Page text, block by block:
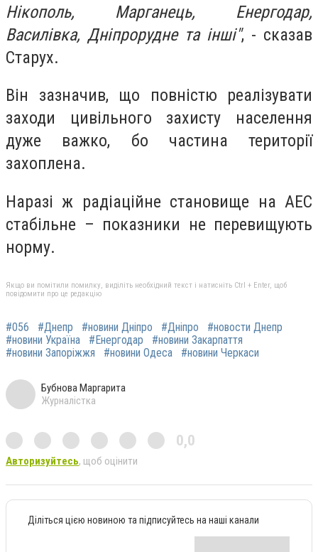
Нікополь, Марганець, Енергодар,
Василівка, Дніпрорудне та інші", - сказав
Старух.
Він зазначив, що повністю реалізувати
заходи цивільного захисту населення
дуже важко, бо частина території
захоплена.
Наразі ж радіаційне становище на АЕС
стабільне – показники не перевищують
норму.
Якщо ви помітили помилку, виділіть необхідний текст і натисніть Ctrl + Enter, щоб
повідомити про це редакцію
#056 #Днепр #новини Дніпро #Дніпро
#новости Днепр
#новини Україна
#Енергодар
#новини Закарпаття
#новини Запоріжжя
#новини Одеса #новини Черкаси
Бубнова Маргарита
Журналістка
0,0
Авторизуйтесь, щоб оцінити
Діліться цією новиною та підписуйтесь на наші канали